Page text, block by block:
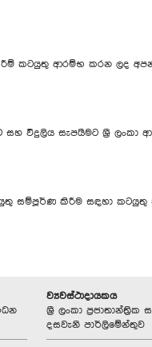
ආරම්භ කරන ලද
විදුලිය සැපයීමට ශ්‍රී
සම්පූර්ණ කිරීම සඳහා කටයුතු
ව්‍යවස්ථාදායකය
ශ්‍රී ලංකා ප්‍රජාතාන්ත්‍රික
දසවැනි පාර්ලිමේන්තුව